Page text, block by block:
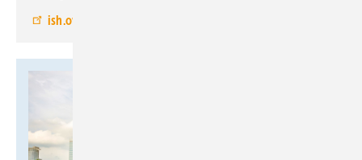
ish.oventrop.com